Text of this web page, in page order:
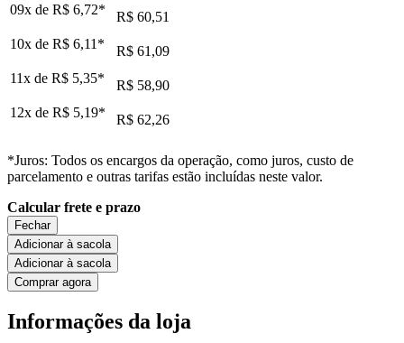
09x de R$ 6,72*
R$ 60,51
10x de R$ 6,11 *
R$ 61,09
11x de R$ 5,35*
R$ 58,90
12x de R$ 5,19* R$ 62,26
*Juros: Todos os encargos da operação, como juros, custo de
parcelamento e outras tarifas estão incluídas neste valor.
Calcular frete e prazo
Fechar
Adicionar à sacola
Adicionar à sacola
Comprar agora
Informações da loja